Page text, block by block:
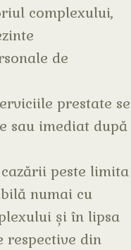
complexului,
de
prestate se
sau imediat după
peste limita
numai cu
și în lipsa
respective din